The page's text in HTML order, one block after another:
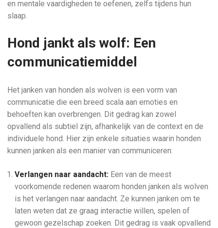
en mentale vaardigheden te oefenen, zelfs tijdens hun
slaap.
Hond jankt als wolf: Een
communicatiemiddel
Het janken van honden als wolven is een vorm van
communicatie die een breed scala aan emoties en
behoeften kan overbrengen. Dit gedrag kan zowel
opvallend als subtiel zijn, afhankelijk van de context en de
individuele hond. Hier zijn enkele situaties waarin honden
kunnen janken als een manier van communiceren:
Verlangen naar aandacht: Een van de meest
voorkomende redenen waarom honden janken als wolven
is het verlangen naar aandacht. Ze kunnen janken om te
laten weten dat ze graag interactie willen, spelen of
gewoon gezelschap zoeken. Dit gedrag is vaak opvallend